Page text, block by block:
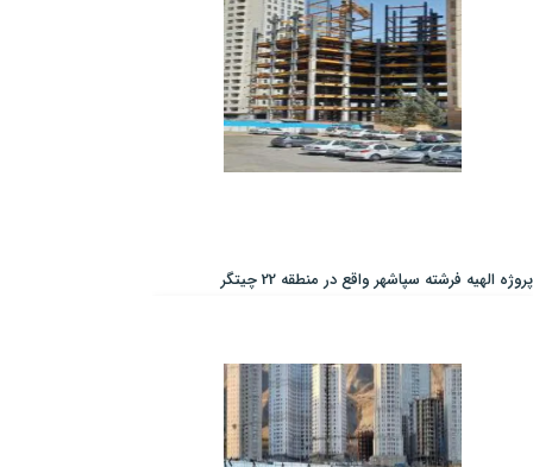
پروژه الهیه فرشته سپاشهر واقع در منطقه 22 چیتگر